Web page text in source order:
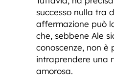
successo nulla tra
affermazione può
che, sebbene Ale
conoscenze, non è
intraprendere una
amorosa.